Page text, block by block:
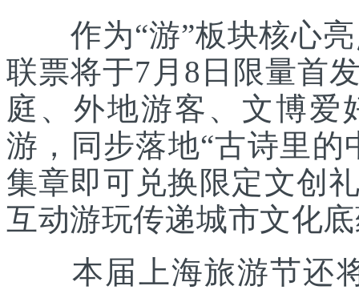
作为“游”板块核心亮
联票将于7月8日限量首
庭、外地游客、文博爱
游，同步落地“古诗里
集章即可兑换限定文创
互动游玩传递城市文化
本届上海旅游节还将